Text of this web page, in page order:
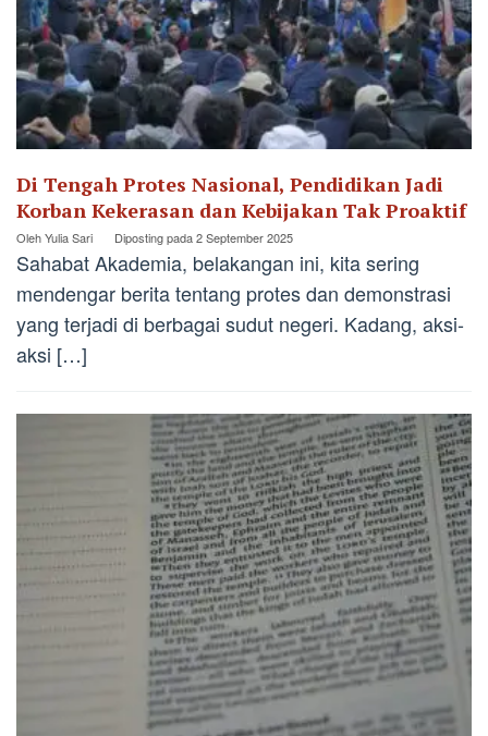
Di Tengah Protes Nasional, Pendidikan Jadi
Korban Kekerasan dan Kebijakan Tak Proaktif
OlehYulia Sari Diposting pada2 September 2025
Sahabat Akademia, belakangan ini, kita sering
mendengar berita tentang protes dan demonstrasi
yang terjadi di berbagai sudut negeri. Kadang, aksi-
aksi […]